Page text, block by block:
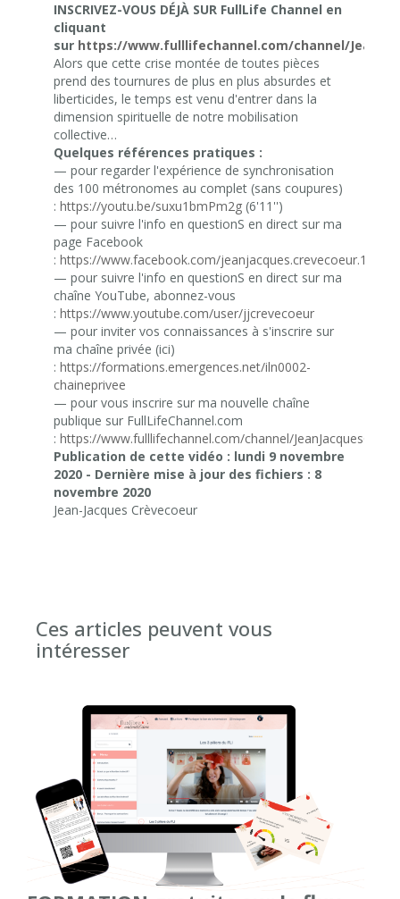
INSCRIVEZ-VOUS DÉJÀ SUR FullLife Channel en
cliquant
sur https://www.fulllifechannel.com/channel/
Alors que cette crise montée de toutes pièces
prend des tournures de plus en plus absurdes et
liberticides, le temps est venu d'entrer dans la
dimension spirituelle de notre mobilisation
collective…
Quelques références pratiques :
— pour regarder l'expérience de synchronisation
des 100 métronomes au complet (sans coupures)
: https://youtu.be/suxu1bmPm2g (6'11'')
— pour suivre l'info en questionS en direct sur ma
page Facebook
: https://www.facebook.com/jeanjacques.crevecoeur.1
— pour suivre l'info en questionS en direct sur ma
chaîne YouTube, abonnez-vous
: https://www.youtube.com/user/jjcrevecoeur
— pour inviter vos connaissances à s'inscrire sur
ma chaîne privée (ici)
: https://formations.emergences.net/iln0002-
chaineprivee
— pour vous inscrire sur ma nouvelle chaîne
publique sur FullLifeChannel.com
: https://www.fulllifechannel.com/channel/
Publication de cette vidéo : lundi 9 novembre
2020 - Dernière mise à jour des fichiers : 8
novembre 2020
Jean-Jacques Crèvecoeur
Ces articles peuvent vous
intéresser